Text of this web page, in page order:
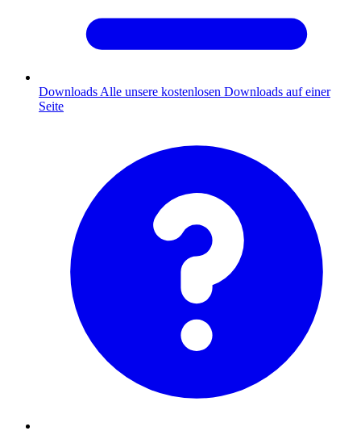
Downloads Alle unsere kostenlosen Downloads auf einer
Seite